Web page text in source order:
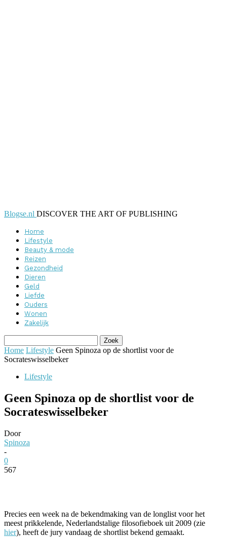
Blogse.nl DISCOVER THE ART OF PUBLISHING
Home
Lifestyle
Beauty & mode
Reizen
Gezondheid
Dieren
Geld
Liefde
Ouders
Wonen
Zakelijk
Home Lifestyle Geen Spinoza op de shortlist voor de
Socrateswisselbeker
Lifestyle
Geen Spinoza op de shortlist voor de
Socrateswisselbeker
Door
Spinoza
-
0
567
Precies een week na de bekendmaking van de longlist voor het
meest prikkelende, Nederlandstalige filosofieboek uit 2009 (zie
hier), heeft de jury vandaag de shortlist bekend gemaakt.